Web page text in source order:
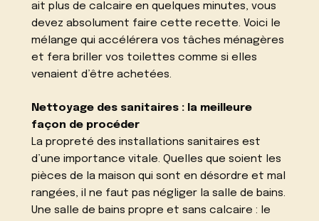
ait plus de calcaire en quelques minutes, vous
devez absolument faire cette recette. Voici le
mélange qui accélérera vos tâches ménagères
et fera briller vos toilettes comme si elles
venaient d’être achetées.
Nettoyage des sanitaires : la meilleure
façon de procéder
La propreté des installations sanitaires est
d’une importance vitale. Quelles que soient les
pièces de la maison qui sont en désordre et mal
rangées, il ne faut pas négliger la salle de bains.
Une salle de bains propre et sans calcaire : le